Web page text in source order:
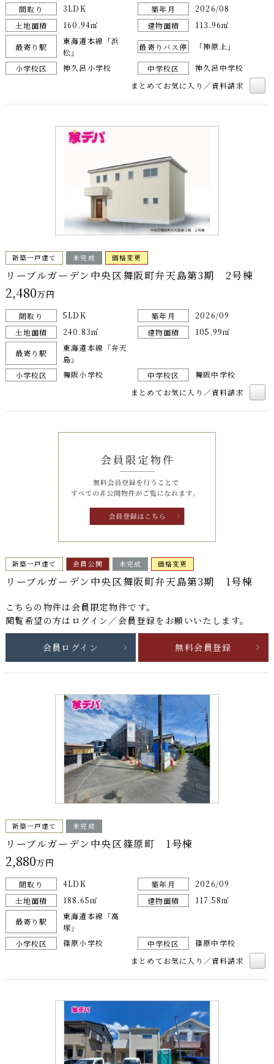
間取り 3LDK 築年月
2026/08
土地面積
160.94㎡ 建物面積 113.96㎡
最寄り駅
東海道本線「浜
松」
最寄りバス停 「神原上」
小学校区 神久呂小学校 中学校区
神久呂中学校
まとめてお気に入り／資料請求
新築一戸建て 未完成 価格変更
リーブルガーデン中央区舞阪町弁天島第3期 2号棟
2,480万円
間取り 5LDK 築年月
2026/09
土地面積
240.83㎡ 建物面積 105.99㎡
最寄り駅
東海道本線「弁天
島」
小学校区
舞阪小学校 中学校区
舞阪中学校
まとめてお気に入り／資料請求
新築一戸建て 会員公開 未完成 価格変更
リーブルガーデン中央区舞阪町弁天島第3期 1号棟
こちらの物件は 会員限定物件です。
閲覧希望の方はログイン／会員登録をお願いいたします。
会員ログイン 無料会員登録
新築一戸建て 未完成
リーブルガーデン中央区篠原町 1号棟
2,880万円
間取り 4LDK 築年月
2026/09
土地面積
188.65㎡ 建物面積 117.58㎡
最寄り駅
東海道本線「高
塚」
小学校区
篠原小学校 中学校区
篠原中学校
まとめてお気に入り／資料請求